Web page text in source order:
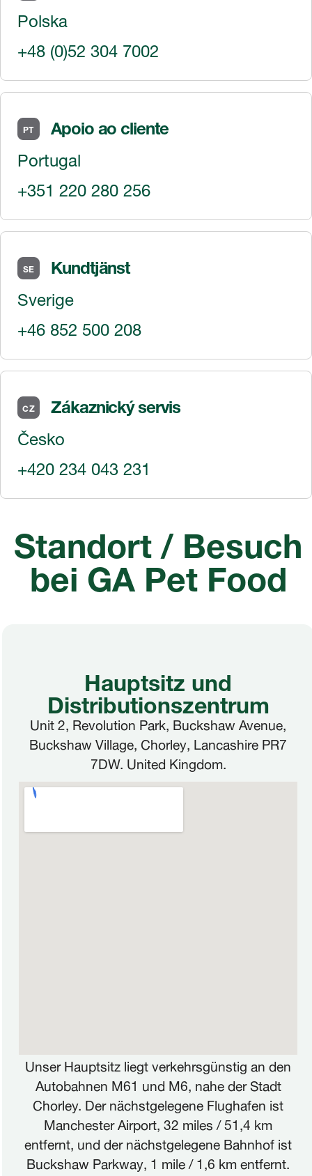
Polska
+48 (0)52 304 7002
PT
Apoio ao cliente
Portugal
+351 220 280 256
SE
Kundtjänst
Sverige
+46 852 500 208
CZ
Zákaznický servis
Česko
+420 234 043 231
Standort / Besuch
bei GA Pet Food
Hauptsitz und
Distributionszentrum
Unit 2, Revolution Park, Buckshaw Avenue,
Buckshaw Village, Chorley, Lancashire PR7
7DW. United Kingdom.
Unser Hauptsitz liegt verkehrsgünstig an den
Autobahnen M61 und M6, nahe der Stadt
Chorley. Der nächstgelegene Flughafen ist
Manchester Airport, 32 miles / 51,4 km
entfernt, und der nächstgelegene Bahnhof ist
Buckshaw Parkway, 1 mile / 1,6 km entfernt.